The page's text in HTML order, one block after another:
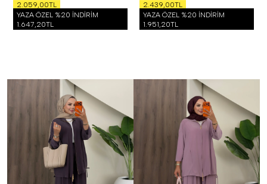
2.059,00TL
YAZA ÖZEL %20 İNDİRİM
1.647,20TL
2.439,00TL
YAZA ÖZEL %20 İNDİRİM
1.951,20TL